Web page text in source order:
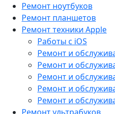
Ремонт ноутбуков
Ремонт планшетов
Ремонт техники Apple
Работы с iOS
Ремонт и
Ремонт и
Ремонт и
Ремонт и
Ремонт и